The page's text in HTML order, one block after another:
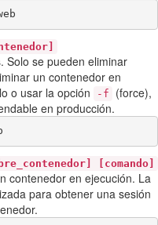
Solo se pueden eliminar
un contenedor en
o usar la opción
-f
(force),
en producción.
[comando]
contenedor en ejecución. La
para obtener una sesión